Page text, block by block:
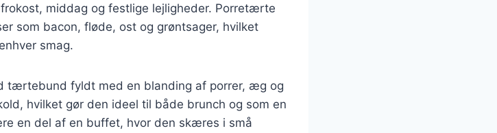
middag og festlige lejligheder. Porretærte
som bacon, fløde, ost og grøntsager, hvilket
smag.
tærtebund fyldt med en blanding af porrer, æg og
hvilket gør den ideel til både brunch og som en
en del af en buffet, hvor den skæres i små